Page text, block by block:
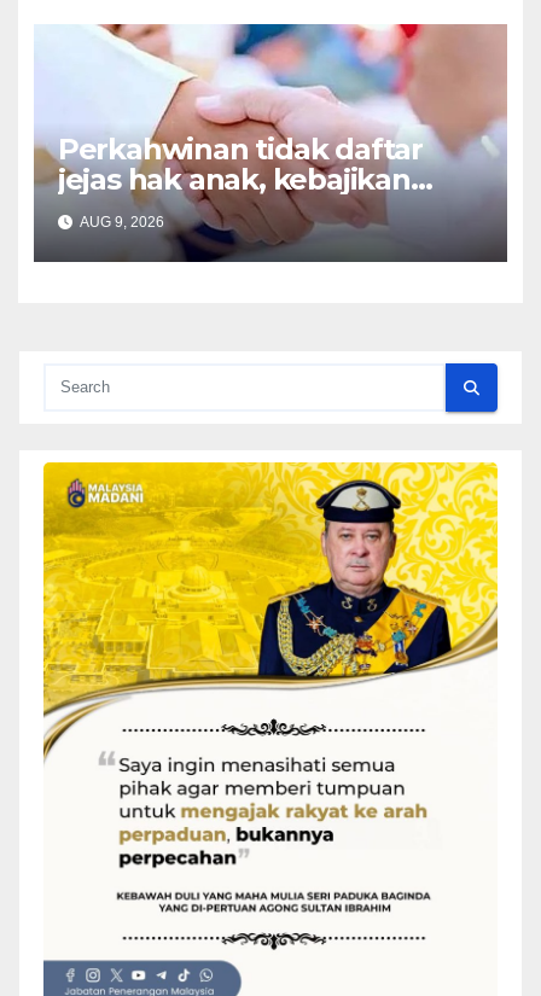
Perkahwinan tidak daftar
jejas hak anak, kebajikan
keluarga – Zulkifli
AUG 9, 2026